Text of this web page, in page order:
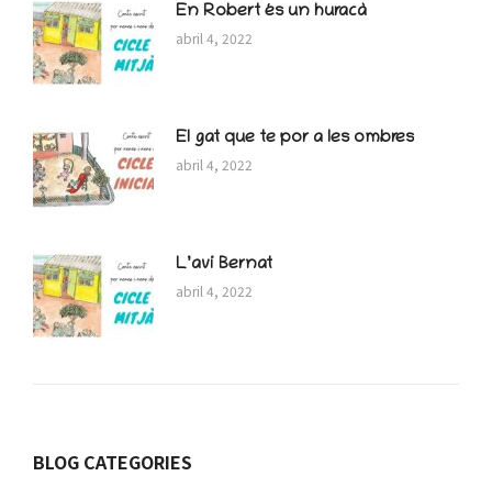
En Robert és un huracà
abril 4, 2022
El gat que te por a les ombres
abril 4, 2022
L’avi Bernat
abril 4, 2022
BLOG CATEGORIES